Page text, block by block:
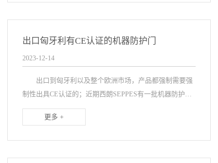
出口匈牙利有CE认证的机器防护门
2023-12-14
出口到匈牙利以及整个欧洲市场，产品都强制需要强
制性出具CE认证的；近期西朗SEPPES有一批机器防护门
出口到匈牙利，客户收到货物后，远程指导在当地完成安
装；并且为客户提供匈牙利要求的CE认证，满足...
更多 +